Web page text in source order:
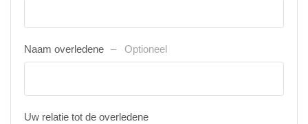
Naam overledene Optioneel
Uw relatie tot de overledene